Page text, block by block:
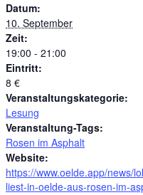
Datum:
10. September
Zeit:
19:00 - 21:00
Eintritt:
8 €
Veranstaltungskategorie:
Lesung
Veranstaltung-Tags:
Rosen im Asphalt
Website:
https://www.oelde.app/news/
liest-in-oelde-aus-rosen-im-